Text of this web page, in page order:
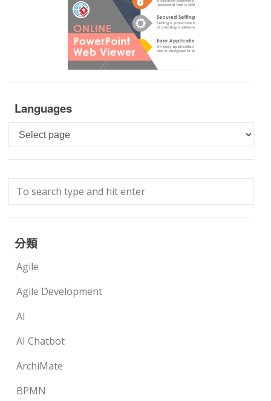
Languages
Languages
分類
Agile
Agile Development
AI
AI Chatbot
ArchiMate
BPMN